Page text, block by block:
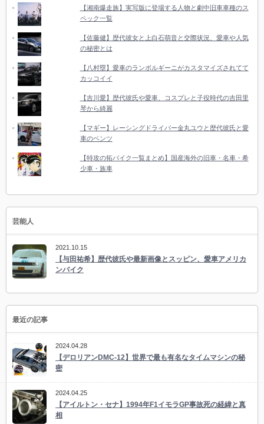
【湘南爆走族】実写版に登場する人物と劇中旧車車種のス
ペック一覧
【佐藤健】歴代彼女と上白石萌音と交際状況、愛車や人気
の秘密とは
【八村塁】愛車のランボルギーニがカスタマイズされてて
カッコイイ
【吉川愛】歴代彼氏や愛車、コスプレと子役時代の吉田里
琴から綺麗
【マギー】レーシングドライバー金丸ユウと歴代彼氏と愛
車のベンツ
【特攻の拓バイク一覧まとめ】国産海外の旧車・名車・希
少車・族車
芸能人
2021.10.15
【与田祐希】歴代彼氏や最新画像とスッピン、愛車アメリカ
ンバイク
最近の記事
2024.04.28
【デロリアンDMC-12】世界で最も有名なタイムマシンの秘
密
2024.04.25
【アイルトン・セナ】1994年F1イモラGP事故死の経緯と真
相